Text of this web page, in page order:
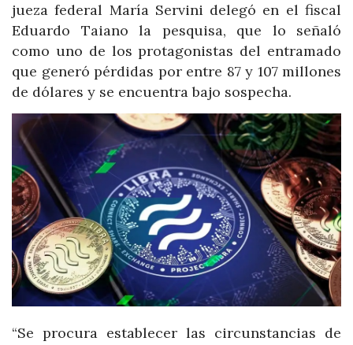
jueza federal María Servini delegó en el fiscal
Eduardo Taiano la pesquisa, que lo señaló
como uno de los protagonistas del entramado
que generó pérdidas por entre 87 y 107 millones
de dólares y se encuentra bajo sospecha.
“Se procura establecer las circunstancias de